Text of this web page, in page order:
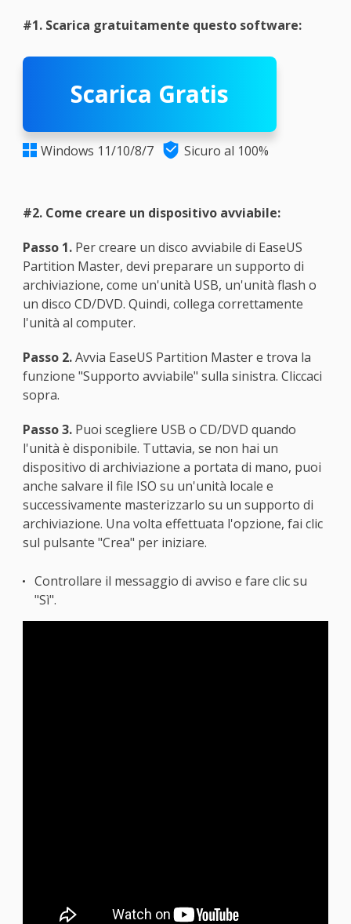
#1. Scarica gratuitamente questo software:
Scarica Gratis
 Windows 11/10/8/7  Sicuro al 100%
#2. Come creare un dispositivo avviabile:
Passo 1.Per creare un disco avviabile di EaseUS
Partition Master, devi preparare un supporto di
archiviazione, come un'unità USB, un'unità flash o
un disco CD/DVD. Quindi, collega correttamente
l'unità al computer.
Passo 2.Avvia EaseUS Partition Master e trova la
funzione "Supporto avviabile" sulla sinistra. Cliccaci
sopra.
Passo 3.Puoi scegliere USB o CD/DVD quando
l'unità è disponibile. Tuttavia, se non hai un
dispositivo di archiviazione a portata di mano, puoi
anche salvare il file ISO su un'unità locale e
successivamente masterizzarlo su un supporto di
archiviazione. Una volta effettuata l'opzione, fai clic
sul pulsante "Crea" per iniziare.
Controllare il messaggio di avviso e fare clic su
"Sì".